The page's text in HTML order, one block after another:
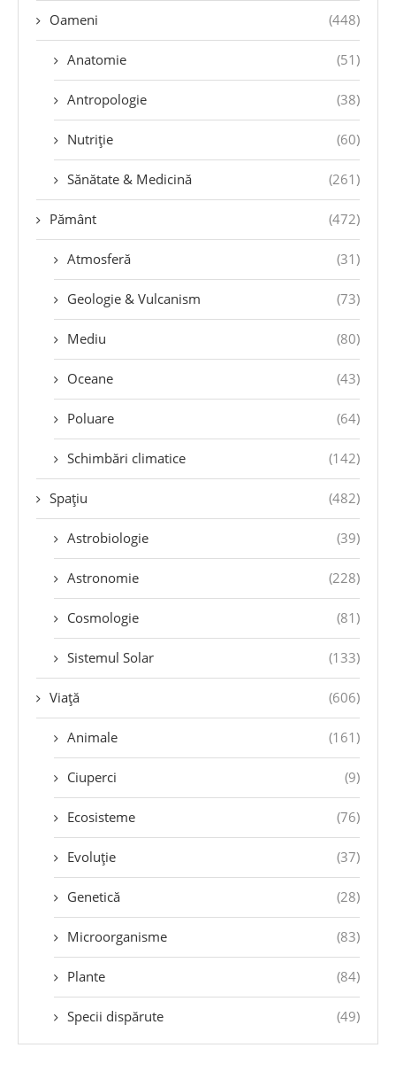
Oameni (448)
Anatomie (51)
Antropologie (38)
Nutriție (60)
Sănătate & Medicină (261)
Pământ (472)
Atmosferă (31)
Geologie & Vulcanism (73)
Mediu (80)
Oceane (43)
Poluare (64)
Schimbări climatice (142)
Spațiu (482)
Astrobiologie (39)
Astronomie (228)
Cosmologie (81)
Sistemul Solar (133)
Viață (606)
Animale (161)
Ciuperci (9)
Ecosisteme (76)
Evoluție (37)
Genetică (28)
Microorganisme (83)
Plante (84)
Specii dispărute (49)